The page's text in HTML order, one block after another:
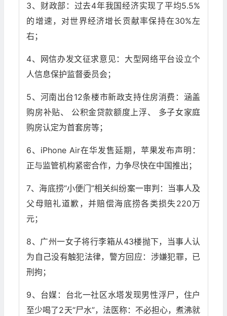
3、财政部：过去4年我国经济实现了平均5.5%
的增速，对世界经济增长贡献率保持在30%左
右；
4、网信办发文征求意见：大型网络平台设立个
人信息保护监督委员会；
5、河南出台12条楼市新政支持住房消费：涵盖
购房补贴、 公积金贷款额度上浮、 多子女家庭
购房认定为首套房等；
6、iPhone Air在华发售延期，苹果发布声明：
正与监管机构紧密合作，力争尽快在中国推出；
7、海底捞“小便门”相关纠纷案一审判：当事人及
父母赔礼道歉，并赔偿海底捞各类损失220万
元；
8、广州一女子将行李箱从43楼抛下，当事人认
为自己没有触犯法律，警方回应：涉嫌犯罪，已
刑拘；
9、台媒：台北一社区水塔发现男性浮尸，住户
至少喝了2天“尸水”，法医称：不必担心，煮沸就